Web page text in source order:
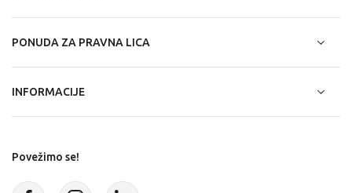
PONUDA ZA PRAVNA LICA
INFORMACIJE
Povežimo se!